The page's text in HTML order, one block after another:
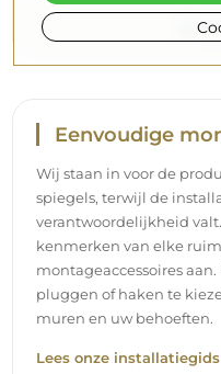
Eenvoudige
Wij staan in voor de
spiegels, terwijl de
verantwoordelijkheid
kenmerken van elke
montageaccessoires
pluggen of haken te
muren en uw behoeften.
Lees onze